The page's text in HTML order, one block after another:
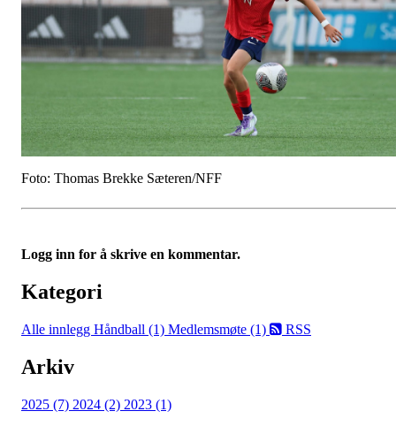
Foto: Thomas Brekke Sæteren/NFF
Logg inn for å skrive en kommentar.
Kategori
Alle innlegg Håndball (1) Medlemsmøte (1) RSS
Arkiv
2025 (7) 2024 (2) 2023 (1)